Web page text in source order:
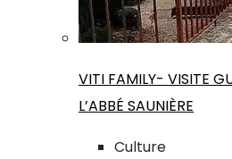
VITI FAMILY- VISITE
L’ABBÉ SAUNIÈRE
Culture